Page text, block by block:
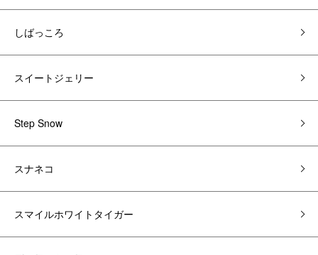
しばっころ
スイートジェリー
Step Snow
スナネコ
スマイルホワイトタイガー